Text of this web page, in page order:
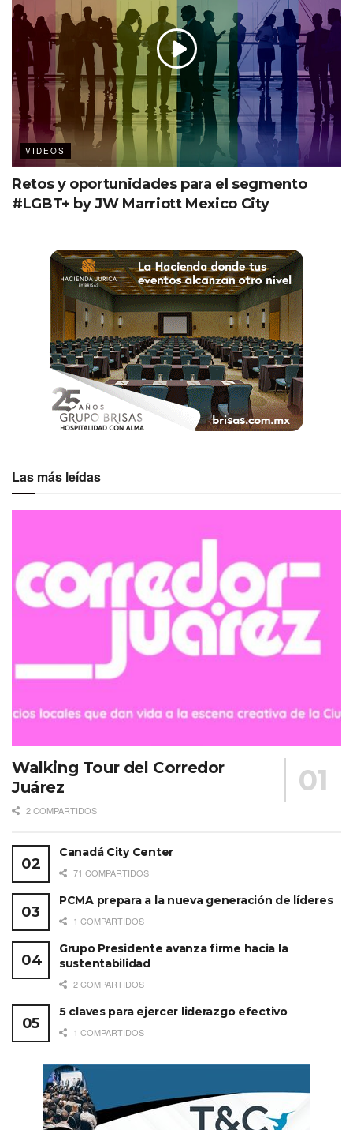
VIDEOS
Retos y oportunidades para el segmento
#LGBT+ by JW Marriott Mexico City
Las más leídas
Walking Tour del Corredor
Juárez
2 COMPARTIDOS
Canadá City Center
71 COMPARTIDOS
PCMA prepara a la nueva generación de líderes
1 COMPARTIDOS
Grupo Presidente avanza firme hacia la
sustentabilidad
2 COMPARTIDOS
5 claves para ejercer liderazgo efectivo
1 COMPARTIDOS